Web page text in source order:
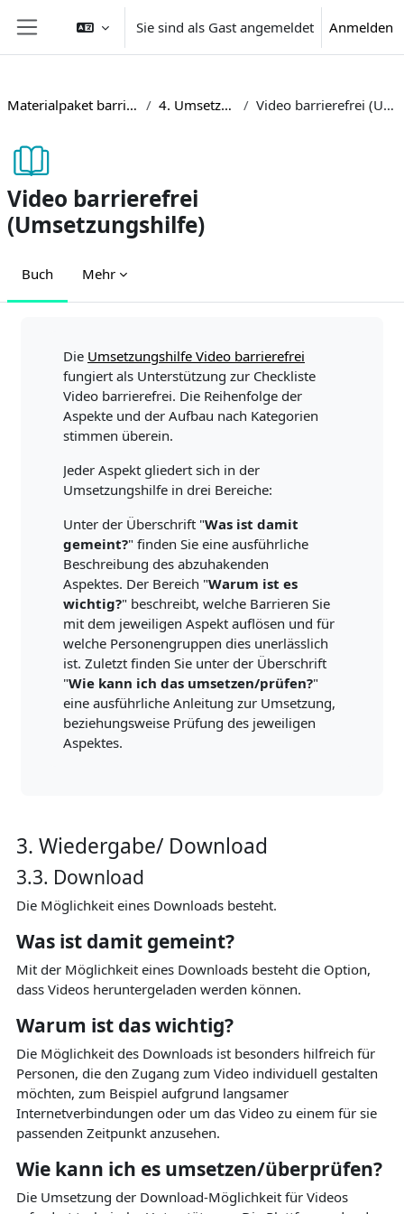
Website-Übersicht
Sie sind als Gast angemeldet Anmelden
Materialpaket barrierefreie Lehre 4. Umsetzungshilfen Video barrierefrei (Umsetzungshilfe)
Video barrierefrei
(Umsetzungshilfe)
Buch Mehr
Die Umsetzungshilfe Video barrierefrei
fungiert als Unterstützung zur Checkliste
Video barrierefrei. Die Reihenfolge der
Aspekte und der Aufbau nach Kategorien
stimmen überein.
Jeder Aspekt gliedert sich in der
Umsetzungshilfe in drei Bereiche:
Unter der Überschrift "Was ist damit
gemeint?" finden Sie eine ausführliche
Beschreibung des abzuhakenden
Aspektes. Der Bereich "Warum ist es
wichtig?" beschreibt, welche Barrieren Sie
mit dem jeweiligen Aspekt auflösen und für
welche Personengruppen dies unerlässlich
ist. Zuletzt finden Sie unter der Überschrift
"Wie kann ich das umsetzen/prüfen?"
eine ausführliche Anleitung zur Umsetzung,
beziehungsweise Prüfung des jeweiligen
Aspektes.
3. Wiedergabe/ Download
3.3. Download
Die Möglichkeit eines Downloads besteht.
Was ist damit gemeint?
Mit der Möglichkeit eines Downloads besteht die Option,
dass Videos heruntergeladen werden können.
Warum ist das wichtig?
Die Möglichkeit des Downloads ist besonders hilfreich für
Personen, die den Zugang zum Video individuell gestalten
möchten, zum Beispiel aufgrund langsamer
Internetverbindungen oder um das Video zu einem für sie
passenden Zeitpunkt anzusehen.
Wie kann ich es umsetzen/überprüfen?
Die Umsetzung der Download-Möglichkeit für Videos